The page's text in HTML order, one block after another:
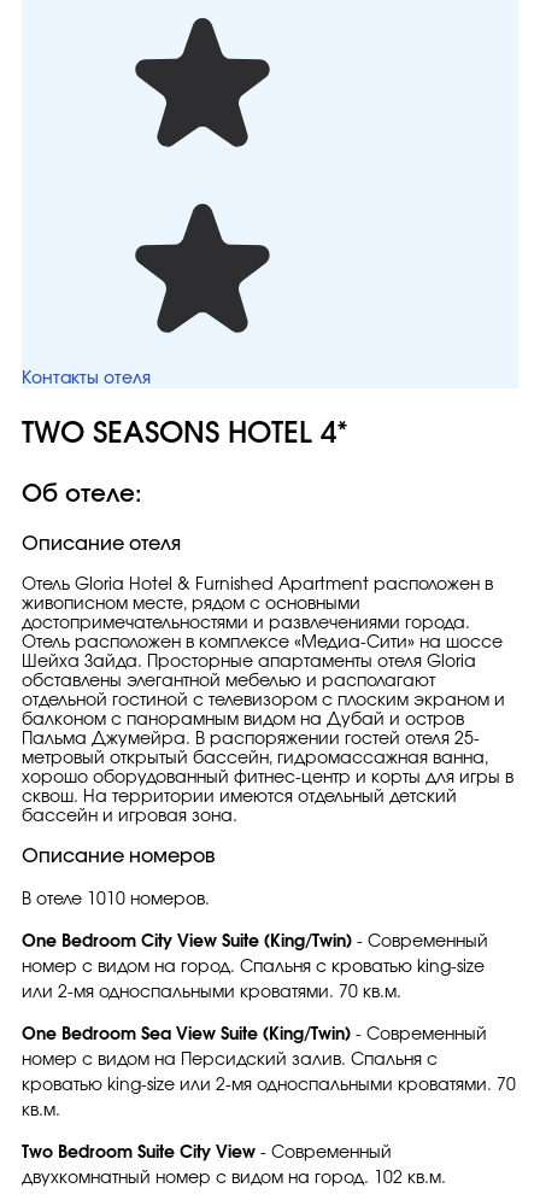
Контакты отеля
TWO SEASONS HOTEL 4*
Об отеле:
Описание отеля
Отель Gloria Hotel & Furnished Apartment расположен в
живописном месте, рядом с основными
достопримечательностями и развлечениями города.
Отель расположен в комплексе «Медиа-Сити» на шоссе
Шейха Зайда. Просторные апартаменты отеля Gloria
обставлены элегантной мебелью и располагают
отдельной гостиной с телевизором с плоским экраном и
балконом с панорамным видом на Дубай и остров
Пальма Джумейра. В распоряжении гостей отеля 25-
метровый открытый бассейн, гидромассажная ванна,
хорошо оборудованный фитнес-центр и корты для игры в
сквош. На территории имеются отдельный детский
бассейн и игровая зона.
Описание номеров
В отеле 1010 номеров.
One Bedroom City View Suite (King/Twin) - Современный
номер с видом на город. Спальня с кроватью king-size
или 2-мя односпальными кроватями. 70 кв.м.
One Bedroom Sea View Suite (King/Twin) - Современный
номер с видом на Персидский залив. Спальня с
кроватью king-size или 2-мя односпальными кроватями. 70
кв.м.
Two Bedroom Suite City View - Современный
двухкомнатный номер с видом на город. 102 кв.м.